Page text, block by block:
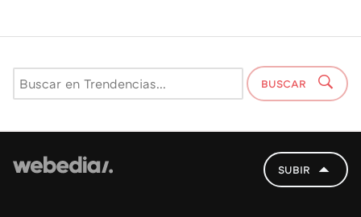
BUSCAR
SUBIR